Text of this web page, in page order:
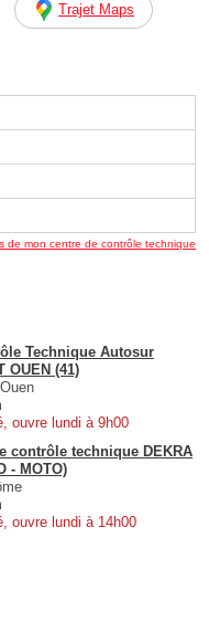
Trajet Maps
de mon centre de contrôle technique
Technique Autosur
OUEN (41)
ouvre lundi à 9h00
contrôle technique DEKRA
- MOTO)
ouvre lundi à 14h00